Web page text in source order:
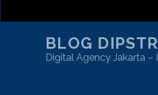
BLOG
Digital Agency Jakarta –